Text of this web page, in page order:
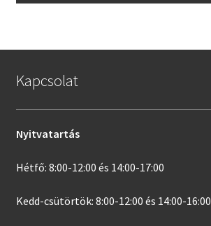
Kapcsolat
Nyitvatartás
Hétfő: 8:00-12:00 és 14:00-17:00
Kedd-csütörtök: 8:00-12:00 és 14:00-16:00